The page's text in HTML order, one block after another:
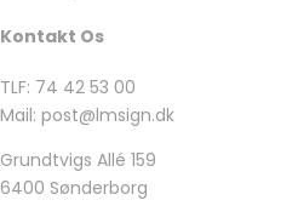
Kontakt Os
TLF: 74 42 53 00
Mail: post@lmsign.dk
Grundtvigs Allé 159
6400 Sønderborg